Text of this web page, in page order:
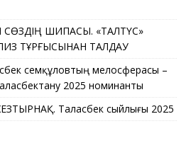
СӨЗДІҢ ШИПАСЫ. «ТАЛТҮС»
ТҰРҒЫСЫНАН ТАЛДАУ
Әсемқұловтың мелосферасы –
2025 номинанты
Таласбек сыйлығы 2025